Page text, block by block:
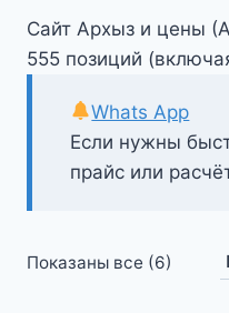
Сайт Архыз и цены
555 позиций
Если нужны
прайс или
Whats App
Показаны все (6)